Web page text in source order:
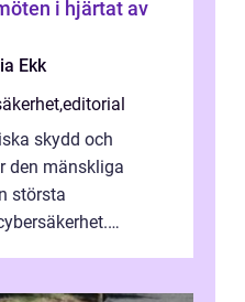
Ekk
,editorial
skydd och
den mänskliga
största